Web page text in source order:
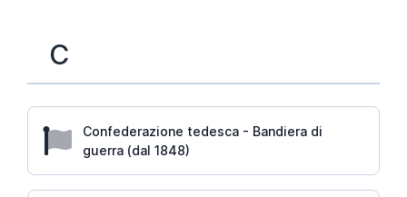
C
Confederazione tedesca - Bandiera di
guerra (dal 1848)